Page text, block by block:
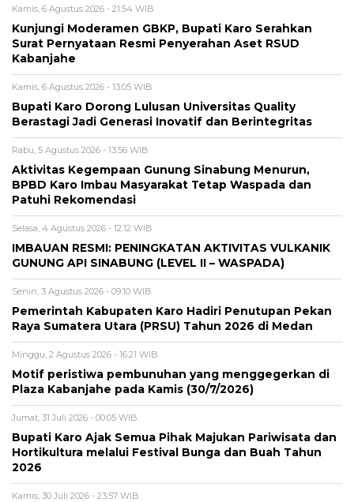
Kamis, 6 Agustus 2026 - 21:54 WIB
Kunjungi Moderamen GBKP, Bupati Karo Serahkan
Surat Pernyataan Resmi Penyerahan Aset RSUD
Kabanjahe
Kamis, 6 Agustus 2026 - 13:05 WIB
Bupati Karo Dorong Lulusan Universitas Quality
Berastagi Jadi Generasi Inovatif dan Berintegritas
Rabu, 5 Agustus 2026 - 13:56 WIB
Aktivitas Kegempaan Gunung Sinabung Menurun,
BPBD Karo Imbau Masyarakat Tetap Waspada dan
Patuhi Rekomendasi
Selasa, 4 Agustus 2026 - 12:12 WIB
IMBAUAN RESMI: PENINGKATAN AKTIVITAS VULKANIK
GUNUNG API SINABUNG (LEVEL II – WASPADA)
Senin, 3 Agustus 2026 - 09:10 WIB
Pemerintah Kabupaten Karo Hadiri Penutupan Pekan
Raya Sumatera Utara (PRSU) Tahun 2026 di Medan
Minggu, 2 Agustus 2026 - 16:21 WIB
Motif peristiwa pembunuhan yang menggegerkan di
Plaza Kabanjahe pada Kamis (30/7/2026)
Jumat, 31 Juli 2026 - 00:05 WIB
Bupati Karo Ajak Semua Pihak Majukan Pariwisata dan
Hortikultura melalui Festival Bunga dan Buah Tahun
2026
Kamis, 30 Juli 2026 - 23:57 WIB